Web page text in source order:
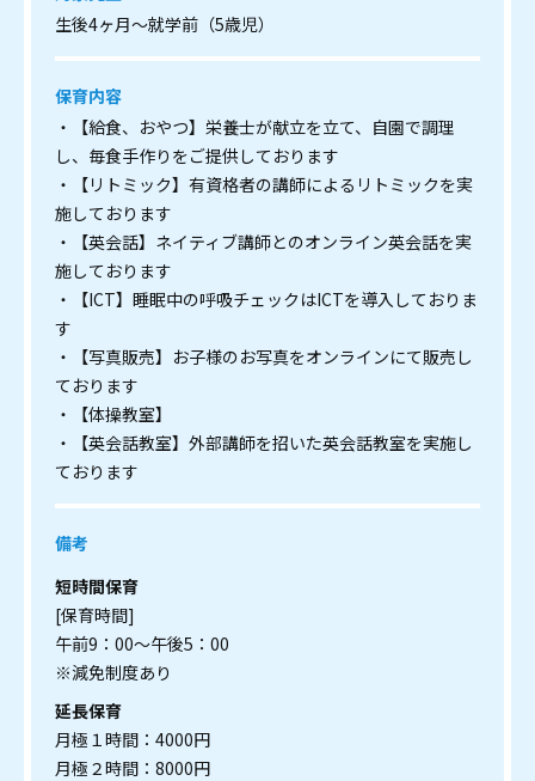
生後4ヶ月～就学前（5歳児）
保育内容
・【給食、おやつ】栄養士が献立を立て、自園で調理
し、毎食手作りをご提供しております
・【リトミック】有資格者の講師によるリトミックを実
施しております
・【英会話】ネイティブ講師とのオンライン英会話を実
施しております
・【ICT】睡眠中の呼吸チェックはICTを導入しておりま
す
・【写真販売】お子様のお写真をオンラインにて販売し
ております
・【体操教室】
・【英会話教室】外部講師を招いた英会話教室を実施し
ております
備考
短時間保育
[保育時間]
午前9：00～午後5：00
※減免制度あり
延長保育
月極１時間：4000円
月極２時間：8000円